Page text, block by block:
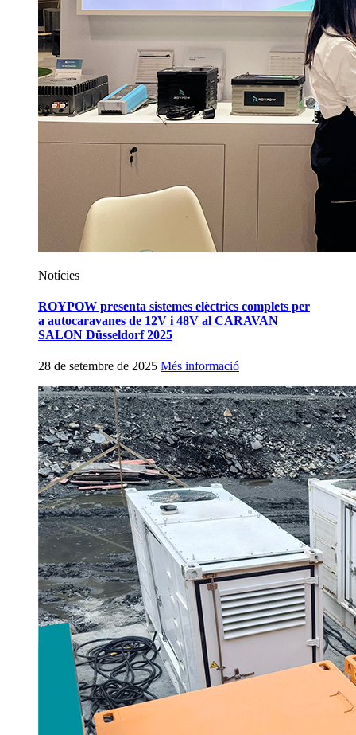
Notícies
ROYPOW presenta sistemes elèctrics complets per
a autocaravanes de 12V i 48V al CARAVAN
SALON Düsseldorf 2025
28 de setembre de 2025 Més informació